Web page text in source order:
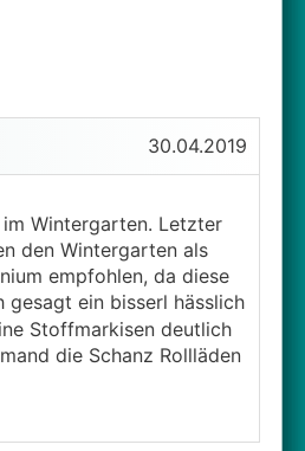
30.04.2019
Wintergarten. Letzter
den Wintergarten als
empfohlen, da diese
ein bisserl hässlich
Stoffmarkisen deutlich
die Schanz Rollläden